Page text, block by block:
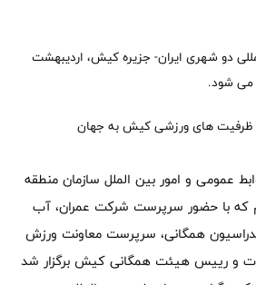
دو شهری ایران- جزیره کیش، اردیبهشت
عمومی و امور بین الملل سازمان منطقه
که با حضور سرپرست شرکت عمران، آب
همگانی، سرپرست معاونت ورزش
و رییس هیئت همگانی کیش برگزار شد